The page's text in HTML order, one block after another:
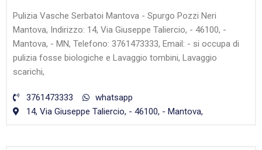
Pulizia Vasche Serbatoi Mantova - Spurgo Pozzi Neri
Mantova, Indirizzo: 14, Via Giuseppe Taliercio, - 46100, -
Mantova, - MN, Telefono: 3761473333, Email: - si occupa di
pulizia fosse biologiche e Lavaggio tombini, Lavaggio
scarichi,
3761473333
whatsapp
14, Via Giuseppe Taliercio, - 46100, - Mantova,